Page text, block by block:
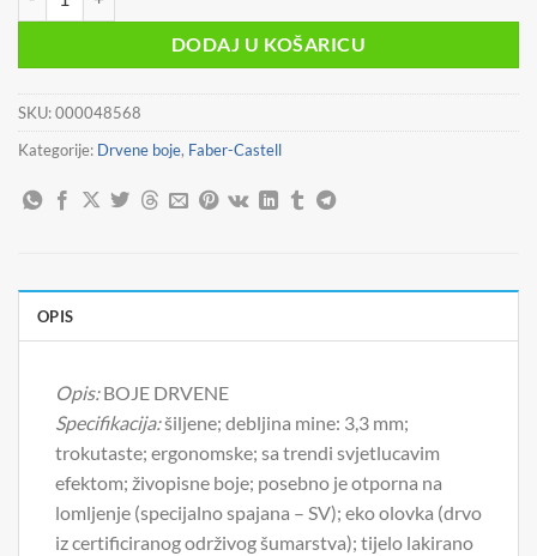
je:
11,90 €.
9,90 €.
DODAJ U KOŠARICU
SKU:000048568
Kategorije: Drvene boje, Faber-Castell
OPIS
Opis:BOJE DRVENE
Specifikacija:šiljene; debljina mine: 3,3 mm;
trokutaste; ergonomske; sa trendi svjetlucavim
efektom; živopisne boje; posebno je otporna na
lomljenje (specijalno spajana – SV); eko olovka (drvo
iz certificiranog održivog šumarstva); tijelo lakirano